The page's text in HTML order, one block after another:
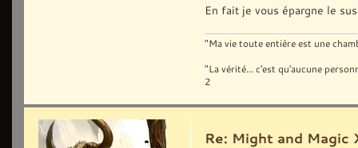
En fait je vous épargne le
"Ma vie toute entière est une
"La vérité... c'est qu'aucune
2
Re: Might and Magic